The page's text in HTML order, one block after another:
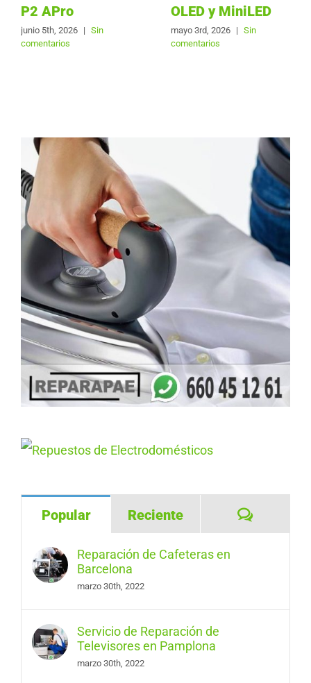
P2 APro
junio 5th, 2026 | Sin
comentarios
OLED y MiniLED
mayo 3rd, 2026 | Sin
comentarios
Popular Reciente
Reparación de Cafeteras en
Barcelona
marzo 30th, 2022
Servicio de Reparación de
Televisores en Pamplona
marzo 30th, 2022